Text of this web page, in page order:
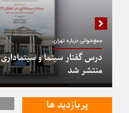
جمع‌خوانی درباره تهران:
درس گفتار سینما و سینماداری
منتشر شد
پربازدید ها